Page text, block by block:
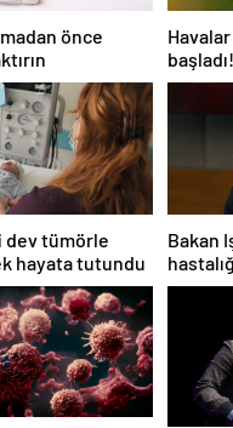
önce
Havalar
virüsü
dev tümörle
hayata tutundu
Bakan